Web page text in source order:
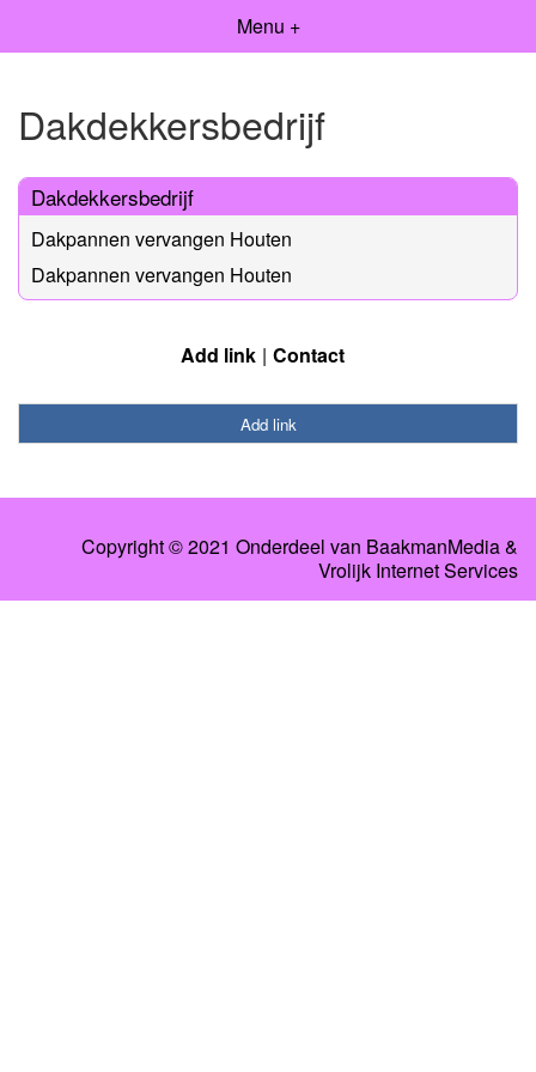
Menu +
Dakdekkersbedrijf
Dakdekkersbedrijf
Dakpannen vervangen Houten
Dakpannen vervangen Houten
Add link Contact
Add link
Copyright © 2021 Onderdeel van BaakmanMedia&
Vrolijk Internet Services